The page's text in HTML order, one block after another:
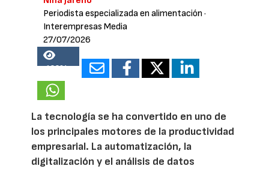
Periodista especializada en alimentación ·
Interempresas Media
27/07/2026
18204
La tecnología se ha convertido en uno de
los principales motores de la productividad
empresarial. La automatización, la
digitalización y el análisis de datos